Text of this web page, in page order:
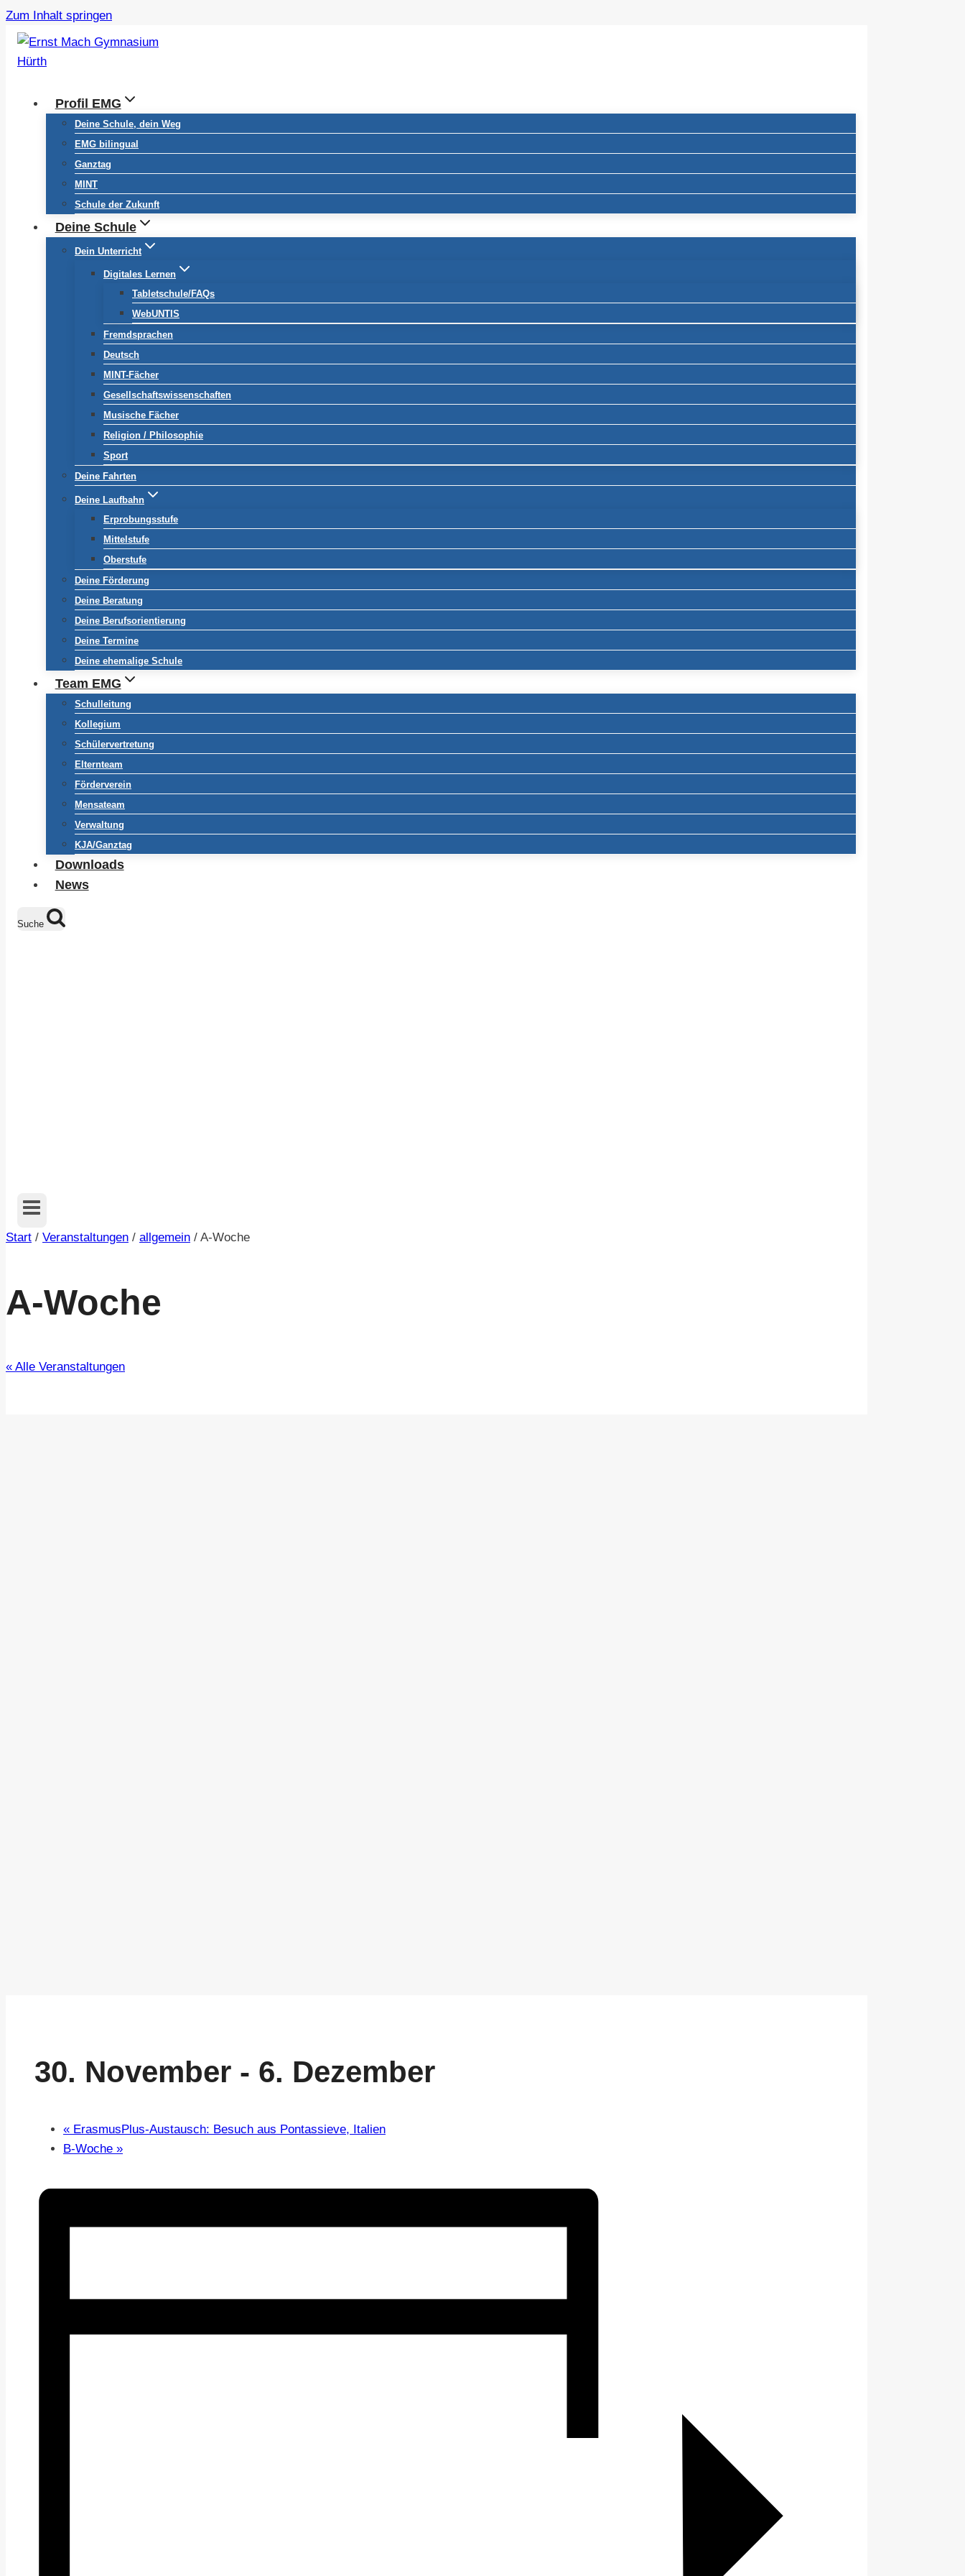
Zum Inhalt springen
Profil EMG
Deine Schule, dein Weg
EMG bilingual
Ganztag
MINT
Schule der Zukunft
Deine Schule
Dein Unterricht
Digitales Lernen
Tabletschule/FAQs
WebUNTIS
Fremdsprachen
Deutsch
MINT-Fächer
Gesellschaftswissenschaften
Musische Fächer
Religion / Philosophie
Sport
Deine Fahrten
Deine Laufbahn
Erprobungsstufe
Mittelstufe
Oberstufe
Deine Förderung
Deine Beratung
Deine Berufsorientierung
Deine Termine
Deine ehemalige Schule
Team EMG
Schulleitung
Kollegium
Schülervertretung
Elternteam
Förderverein
Mensateam
Verwaltung
KJA/Ganztag
Downloads
News
Suche
Start / Veranstaltungen / allgemein / A-Woche
A-Woche
« Alle Veranstaltungen
30. November - 6. Dezember
« ErasmusPlus-Austausch: Besuch aus Pontassieve, Italien
B-Woche »